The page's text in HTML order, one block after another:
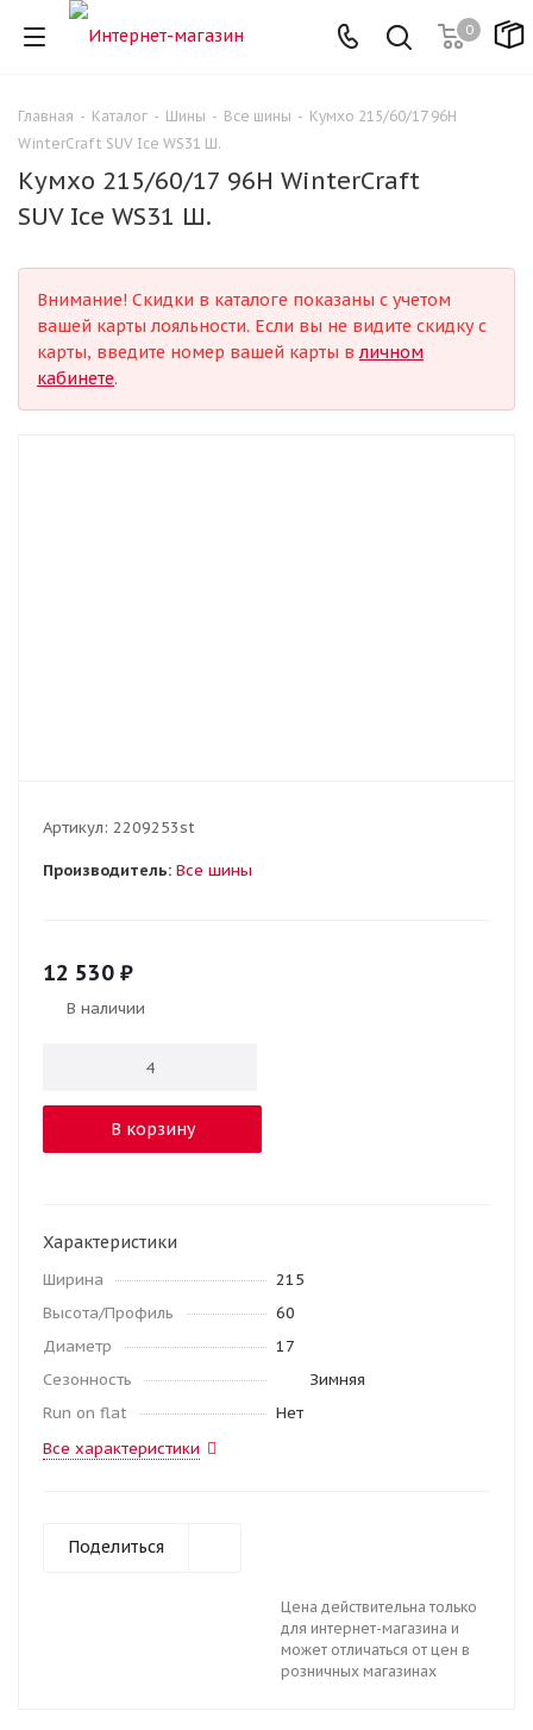
0
Главная - Каталог - Шины - Все шины - Кумхо 215/60/17 96H
WinterCraft SUV Ice WS31 Ш.
Кумхо 215/60/17 96H WinterCraft
SUV Ice WS31 Ш.
Внимание! Скидки в каталоге показаны с учетом
вашей карты лояльности. Если вы не видите скидку с
карты, введите номер вашей карты вличном
кабинете.
Артикул: 2209253st
Производитель: Все шины
12 530 ₽
В наличии
В корзину
Характеристики
Ширина
215
Высота/Профиль
60
Диаметр
17
Сезонность
Зимняя
Run on flat
Нет
Все характеристики
Поделиться
Цена действительна только
для интернет-магазина и
может отличаться от цен в
розничных магазинах